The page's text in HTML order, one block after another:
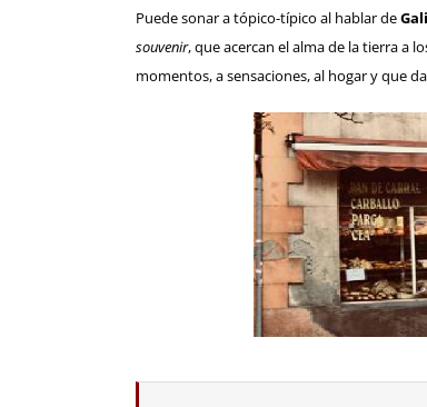
Puede sonar a tópico-típico al hablar de
souvenir, que acercan el alma de la tierra a
momentos, a sensaciones, al hogar y que